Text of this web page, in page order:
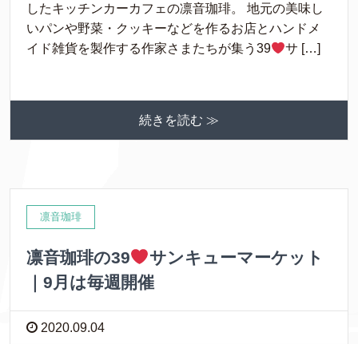
したキッチンカーカフェの凛音珈琲。 地元の美味し
いパンや野菜・クッキーなどを作るお店とハンドメ
イド雑貨を製作する作家さまたちが集う39
サ […]
続きを読む ≫
凛音珈琲
凛音珈琲の39
サンキューマーケット
｜9月は毎週開催
2020.09.04